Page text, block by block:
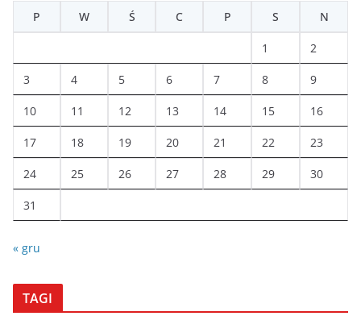
P W Ś C P S N
1 2
3 4 5 6 7 8 9
10 11 12 13 14 15 16
17 18 19 20 21 22 23
24 25 26 27 28 29 30
31
« gru
TAGI